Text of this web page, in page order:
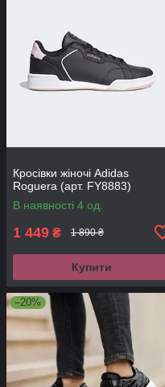
Кросівки жіночі Adidas
Roguera (арт. FY8883)
В наявності 4 од.
1 449 ₴ 1 890 ₴
Купити
–20%